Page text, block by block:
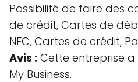
Possibilité de faire des
de crédit, Cartes de
NFC, Cartes de crédit,
Avis : Cette entreprise a
My Business.